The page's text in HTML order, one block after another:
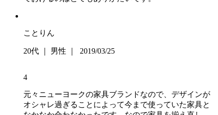
ことりん
20代 ｜ 男性 ｜ 2019/03/25
4
元々ニューヨークの家具ブランドなので、デザインが
オシャレ過ぎることによって今まで使っていた家具と